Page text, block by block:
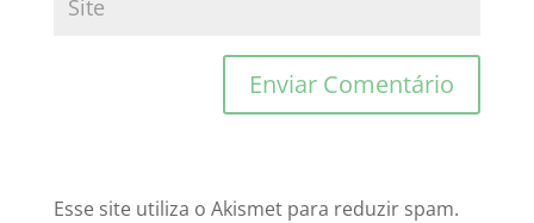
Esse site utiliza o Akismet para reduzir spam.